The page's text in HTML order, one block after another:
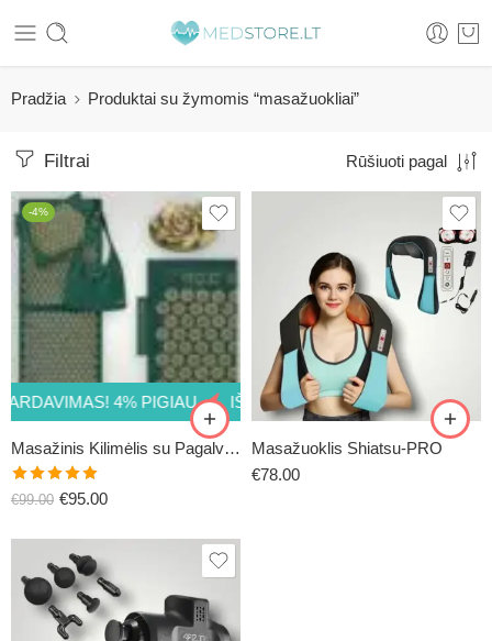
Pradžia Produktai su žymomis “masažuokliai”
Filtrai Rūšiuoti pagal
-4%
4% PIGIAU IŠPARDAVIMAS! 4% PIGIAU
Masažinis Kilimėlis su Pagalve (ECOMAT13)
Įvertinimas:
€99.00 €95.00
Masažuoklis Shiatsu-PRO
€78.00